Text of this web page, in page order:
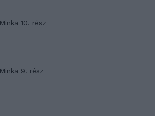
Minka 10. rész
Minka 9. rész